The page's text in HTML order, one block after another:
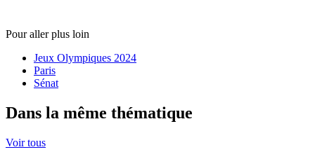
Pour aller plus loin
Jeux Olympiques 2024
Paris
Sénat
Dans la même thématique
Voir tous